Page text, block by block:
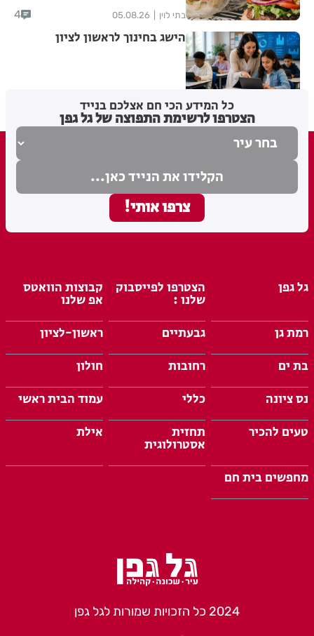
בתי לוין 05.08.26
4
הישג בחינוך לראשון לציון
כל המידע הכי חם אצלכם בנייד
הצטרפו לרשימת התפוצה של גל גפן
גל גפן הצטרפו לפייסבוק
שלנו :
קבוצות הוואטס
אפ שלנו
רמת גן
גבעתיים
ראשון-לציון
בת ים
רחובות
חולון
נס ציונה
כללי
עמוד הבית ראשי
טעים להכיר
תחזית
אסטרולוגית
אילת
מחפשים בית חם
2024 כל הזכויות שמורות לגל גפן